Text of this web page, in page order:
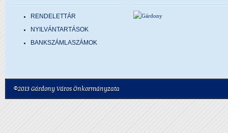
RENDELETTÁR
NYILVÁNTARTÁSOK
BANKSZÁMLASZÁMOK
©2013 Gárdony Város Önkormányzata